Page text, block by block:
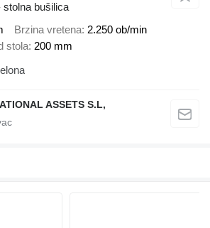
stolna bušilica
Brzina vretena 2.250 ob/min
stola 200 mm
ASSETS S.L,